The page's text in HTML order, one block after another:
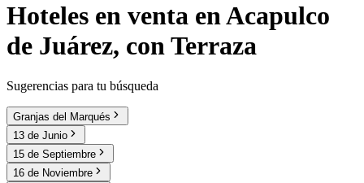
Hoteles en venta en Acapulco
de Juárez, con Terraza
Sugerencias para tu búsqueda
Granjas del Marqués
13 de Junio
15 de Septiembre
16 de Noviembre